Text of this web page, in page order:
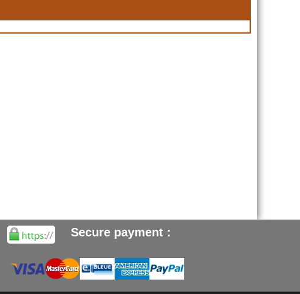
Secure payment :